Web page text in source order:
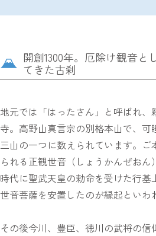
開創1300年。厄除け観音と
てきた古刹
地元では「はったさん」と呼ばれ
寺。高野山真言宗の別格本山で、可
三山の一つに数えられています。ご
られる正観世音（しょうかんぜお
時代に聖武天皇の勅命を受けた行
世音菩薩を安置したのが縁起といわ
その後今川、豊臣、徳川の武将の信